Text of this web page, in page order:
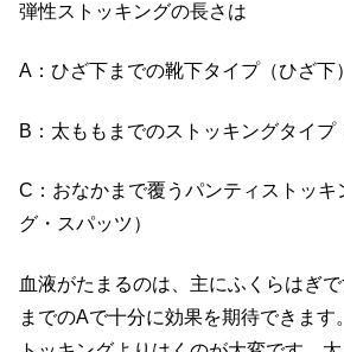
弾性ストッキングの長さは
A：ひざ下までの靴下タイプ（ひざ下）
B：太ももまでのストッキングタイプ
C：おなかまで覆うパンティストッキ
グ・スパッツ）
血液がたまるのは、主にふくらはぎ
までのAで十分に効果を期待できます